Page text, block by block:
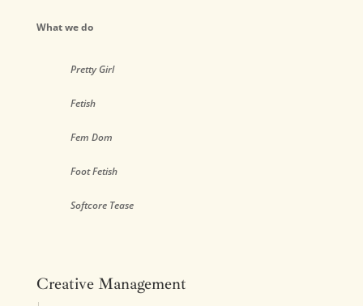
What we do
Pretty Girl
Fetish
Fem Dom
Foot Fetish
Softcore Tease
Creative Management